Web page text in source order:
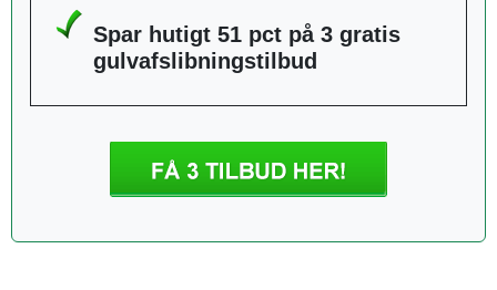
Spar hutigt 51 pct på 3 gratis
gulvafslibningstilbud